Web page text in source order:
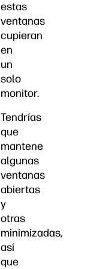
estas
ventanas
cupieran
en
un
solo
monitor.
Tendrías
que
mantene
algunas
ventanas
abiertas
y
otras
minimizadas,
así
que